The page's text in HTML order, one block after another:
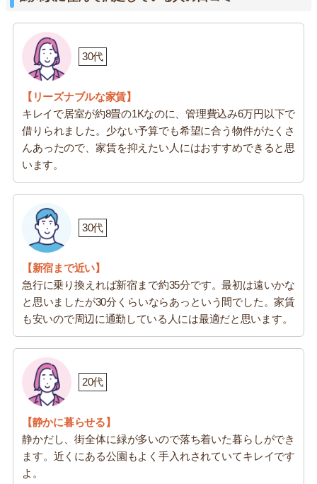
30代
【リーズナブルな家賃】
キレイで居室が約8畳の1Kなのに、管理費込み6万円以下で
借りられました。少ない予算でも希望に合う物件がたくさ
んあったので、家賃を抑えたい人にはおすすめできると思
います。
30代
【新宿まで近い】
急行に乗り換えれば新宿まで約35分です。最初は遠いかな
と思いましたが30分くらいならあっという間でした。家賃
も安いので周辺に通勤している人には最適だと思います。
20代
【静かに暮らせる】
静かだし、街全体に緑が多いので落ち着いた暮らしができ
ます。近くにある公園もよく手入れされていてキレイです
よ。